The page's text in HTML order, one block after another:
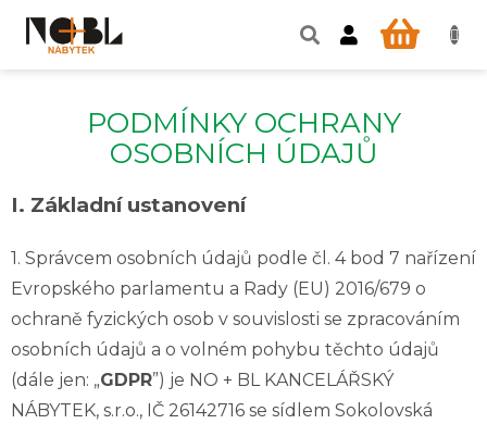
obsah
PODMÍNKY OCHRANY
OSOBNÍCH ÚDAJŮ
I. Základní ustanovení
1. Správcem osobních údajů podle čl. 4 bod 7 nařízení
Evropského parlamentu a Rady (EU) 2016/679 o
ochraně fyzických osob v souvislosti se zpracováním
osobních údajů a o volném pohybu těchto údajů
(dále jen: „GDPR”) je NO + BL KANCELÁŘSKÝ
NÁBYTEK, s.r.o., IČ 26142716 se sídlem Sokolovská